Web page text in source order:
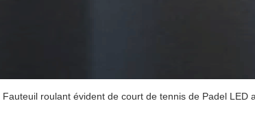
Fauteuil roulant évident de court de tennis de Padel LED